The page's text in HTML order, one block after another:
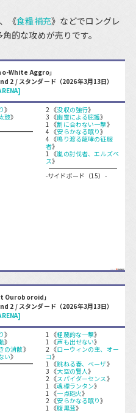
《食糧補充》などでロングレ
的な攻めが売りです。
White Aggro」
/ スタンダード（2026年3月13日）
》
鼓》
2 《没収の強行》
3 《幽霊による庇護》
1 《割に合わない一撃》
4 《安らかなる眠り》
4 《鳴り渡る龍哮の征服
者》
1 《嵐の討伐者、エルズペ
ス》
-サイドボード（15）-
Ouroboroid」
/ スタンダード（2026年3月13日）
》
》
の消散》
い》
1 《軽蔑的な一撃》
1 《声も出せない》
2 《ローウィンの主、オー
コ》
1 《跳ねる春、ベーザ》
3 《大空の賢人》
2 《スパイダーセンス 》
1 《魂標ランタン》
1 《一点砲火》
2 《安らかなる眠り》
1 《腹黒茸》